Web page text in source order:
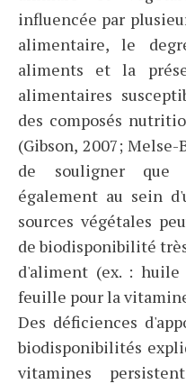
influencée par
alimentaire, le
aliments et la
alimentaires
des composés
(Gibson, 2007;
de souligner que
également au sein
sources végétales
de biodisponibilité
d'aliment (ex. : huile
feuille pour la
Des déficiences
biodisponibilités
vitamines